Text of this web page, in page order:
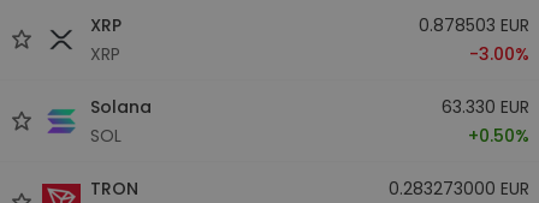
XRP
XRP
0.878503 EUR
-3.00%
Solana
SOL
63.330 EUR
+0.50%
TRON
0.283273000 EUR